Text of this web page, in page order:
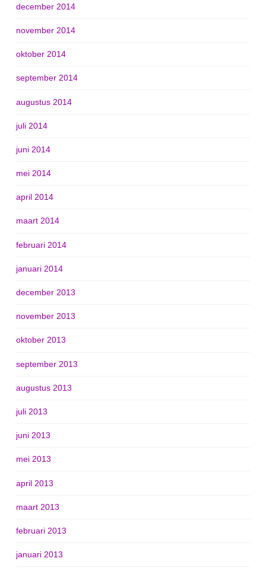
december 2014
november 2014
oktober 2014
september 2014
augustus 2014
juli 2014
juni 2014
mei 2014
april 2014
maart 2014
februari 2014
januari 2014
december 2013
november 2013
oktober 2013
september 2013
augustus 2013
juli 2013
juni 2013
mei 2013
april 2013
maart 2013
februari 2013
januari 2013